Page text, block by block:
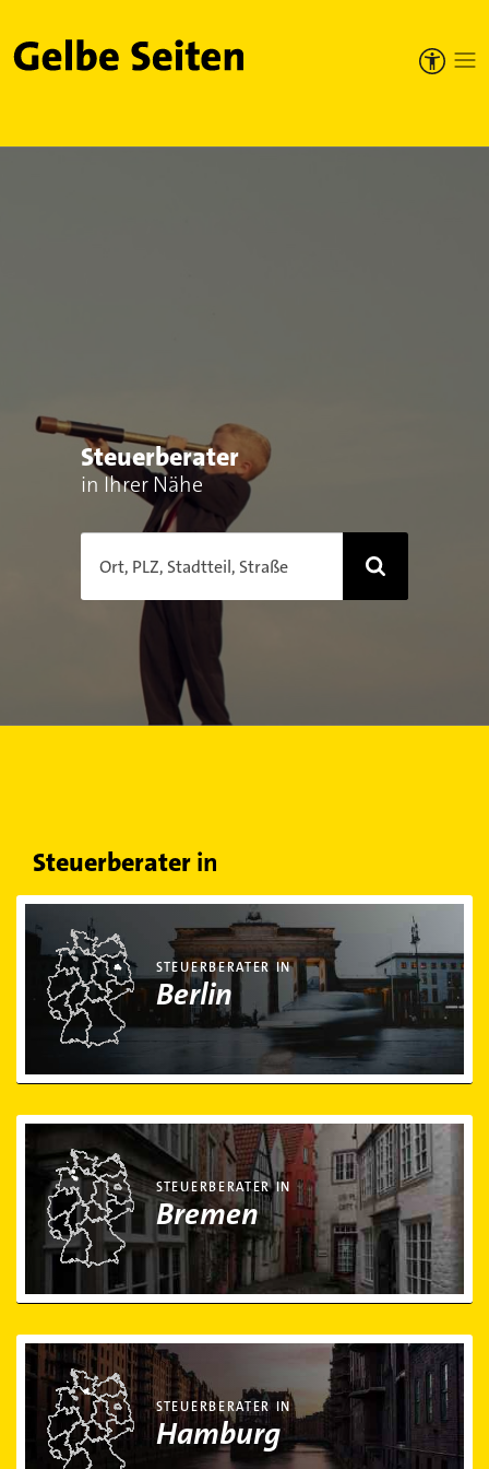
Gelbe Seiten
Steuerberater
in Ihrer Nähe
Ort, PLZ, Stadtteil, Straße
Steuerberaterin
STEUERBERATER IN
Berlin
Steuerberater in Berlin
STEUERBERATER IN
Bremen
Steuerberater in Bremen
STEUERBERATER IN
Hamburg
Steuerberater in Hamburg